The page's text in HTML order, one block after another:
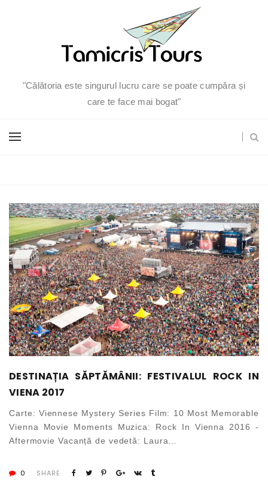
"Călătoria este singurul lucru care se poate cumpăra și
care te face mai bogat"
DESTINAȚIA SĂPTĂMÂNII: FESTIVALUL ROCK IN
VIENA 2017
Carte: Viennese Mystery Series Film: 10 Most Memorable
Vienna Movie Moments Muzica: Rock In Vienna 2016 -
Aftermovie Vacanță de vedetă: Laura...
0 SHARE